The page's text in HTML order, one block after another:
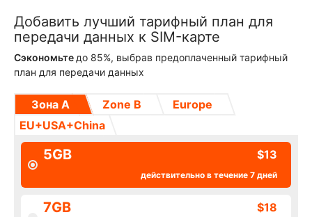
Добавить лучший тарифный план для
передачи данных к SIM-карте
Сэкономьте до 85%, выбрав предоплаченный тарифный
план для передачи данных
Зона А Zone B
Europe
EU+USA+China
$13
5GB
действительно в течение 7 дней
$18
7GB